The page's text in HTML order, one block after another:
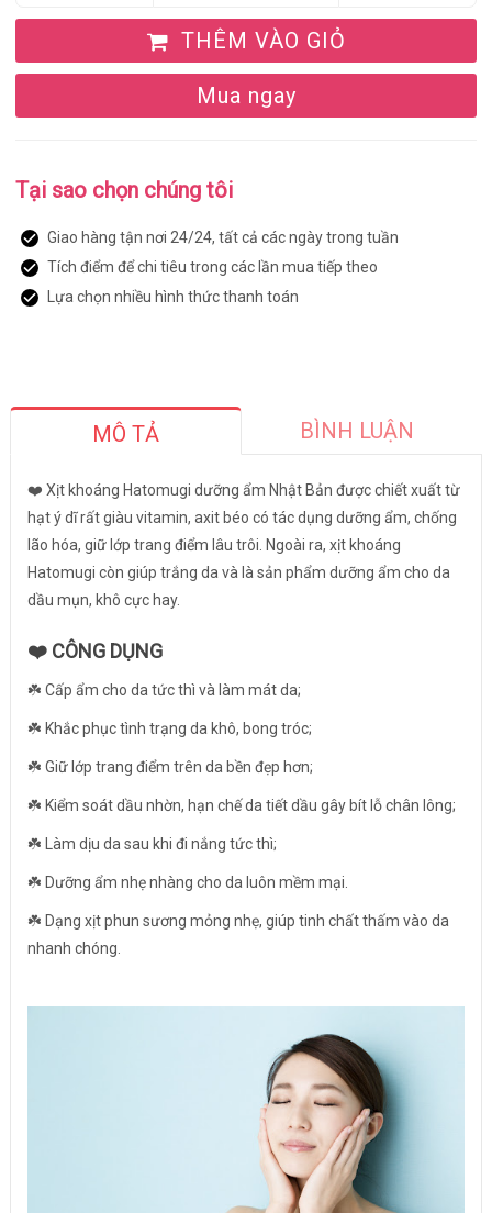
THÊM VÀO GIỎ
Mua ngay
Tại sao chọn chúng tôi
Giao hàng tận nơi 24/24, tất cả các ngày trong tuần
Tích điểm để chi tiêu trong các lần mua tiếp theo
Lựa chọn nhiều hình thức thanh toán
MÔ TẢ BÌNH LUẬN
❤️ Xịt khoáng Hatomugi dưỡng ẩm Nhật Bản được chiết xuất từ
hạt ý dĩ rất giàu vitamin, axit béo có tác dụng dưỡng ẩm, chống
lão hóa, giữ lớp trang điểm lâu trôi. Ngoài ra, xịt khoáng
Hatomugi còn giúp trắng da và là sản phẩm dưỡng ẩm cho da
dầu mụn, khô cực hay.
❤️ CÔNG DỤNG
☘️ Cấp ẩm cho da tức thì và làm mát da;
☘️ Khắc phục tình trạng da khô, bong tróc;
☘️ Giữ lớp trang điểm trên da bền đẹp hơn;
☘️ Kiểm soát dầu nhờn, hạn chế da tiết dầu gây bít lỗ chân lông;
☘️ Làm dịu da sau khi đi nắng tức thì;
☘️ Dưỡng ẩm nhẹ nhàng cho da luôn mềm mại.
☘️ Dạng xịt phun sương mỏng nhẹ, giúp tinh chất thấm vào da
nhanh chóng.